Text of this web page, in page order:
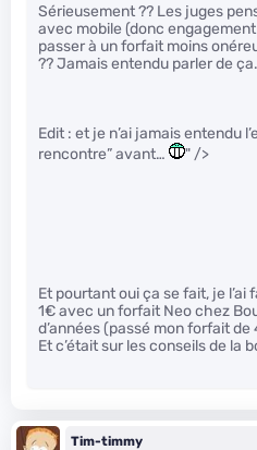
Sérieusement ?? Les juges
avec mobile (donc
passer à un forfait moins
?? Jamais entendu parler de ça.
Edit : et je n’ai jamais entendu
rencontre” avant…
" />
Et pourtant oui ça se fait, je
1€ avec un forfait Neo chez
d’années (passé mon forfait de
Et c’était sur les conseils de la
Tim-timmy